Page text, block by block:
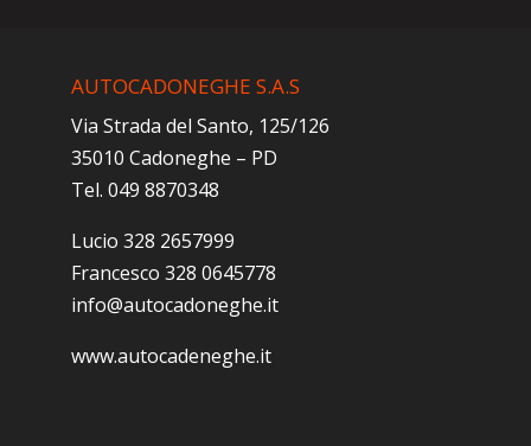
AUTOCADONEGHE S.A.S
Via Strada del Santo, 125/126
35010 Cadoneghe – PD
Tel. 049 8870348
Lucio 328 2657999
Francesco 328 0645778
info@autocadoneghe.it
www.autocadeneghe.it